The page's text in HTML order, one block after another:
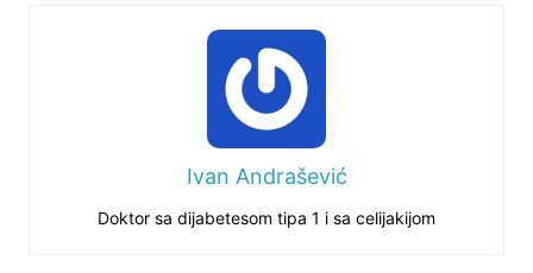
Ivan Andrašević
Doktor sa dijabetesom tipa 1 i sa celijakijom